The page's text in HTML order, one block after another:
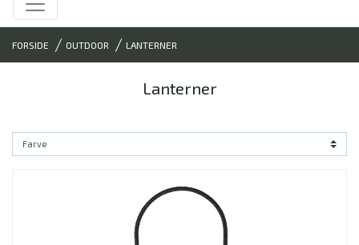
FORSIDE OUTDOOR LANTERNER
Lanterner